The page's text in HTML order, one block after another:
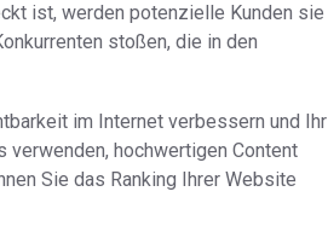
ist, werden potenzielle Kunden sie
stoßen, die in den
im Internet verbessern und Ihr
verwenden, hochwertigen Content
Sie das Ranking Ihrer Website